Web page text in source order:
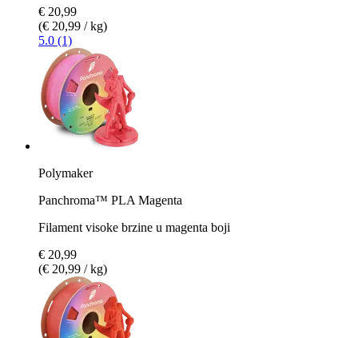
€ 20,99
(€ 20,99 / kg)
5.0 (1)
Polymaker
Panchroma™ PLA Magenta
Filament visoke brzine u magenta boji
€ 20,99
(€ 20,99 / kg)